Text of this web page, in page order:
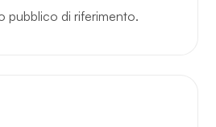
pubblico di riferimento.